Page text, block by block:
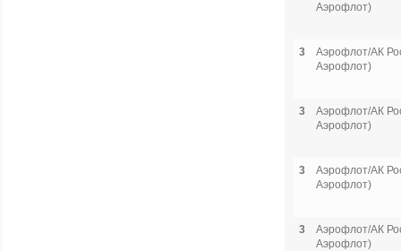
Аэрофлот)
3
Аэрофлот/АК
Аэрофлот)
3
Аэрофлот/АК
Аэрофлот)
3
Аэрофлот/АК
Аэрофлот)
3
Аэрофлот/АК
Аэрофлот)